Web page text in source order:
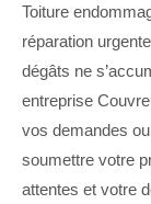
Toiture
réparation
dégâts ne
entreprise
vos demandes
soumettre votre
attentes et votre